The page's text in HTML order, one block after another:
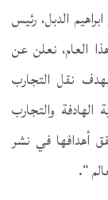
الدبل، رئيس
العام، نعلن عن
نقل التجارب
الهادفة والتجارب
أهدافها في نشر
“.